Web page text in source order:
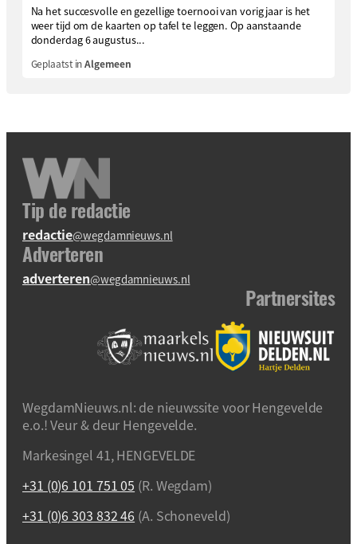
Na het succesvolle en gezellige toernooi van vorig jaar is het
weer tijd om de kaarten op tafel te leggen. Op aanstaande
donderdag 6 augustus...
Geplaatst inAlgemeen
Tip de redactie
redactie@wegdamnieuws.nl
Adverteren
adverteren@wegdamnieuws.nl
Partnersites
WegdamNieuws.nl: de nieuwssite voor Hengevelde
e.o.! Veur & deur Hengevelde.
Markesingel 41, HENGEVELDE
+31 (0)6 101 751 05 (R. Wegdam)
+31 (0)6 303 832 46 (A. Schoneveld)